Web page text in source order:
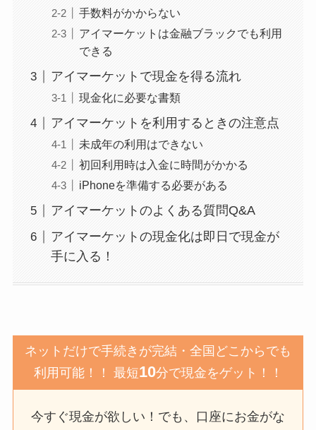
手数料がかからない
アイマーケットは金融ブラックでも利用
できる
アイマーケットで現金を得る流れ
現金化に必要な書類
アイマーケットを利用するときの注意点
未成年の利用はできない
初回利用時は入金に時間がかかる
iPhoneを準備する必要がある
アイマーケットのよくある質問Q&A
アイマーケットの現金化は即日で現金が
手に入る！
ネットだけで手続きが完結・全国どこからでも
利用可能！！ 最短10分で現金をゲット！！
今すぐ現金が欲しい！でも、口座にお金がな